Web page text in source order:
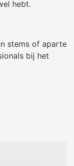
hebt.
stems of aparte
bij het